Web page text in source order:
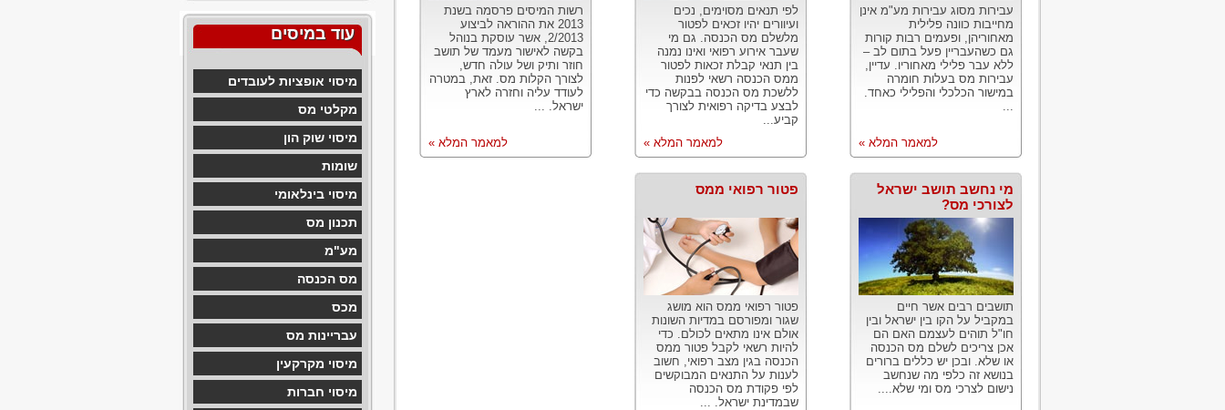
עבירות מסוג עבירות מע"מ אינן
מחייבות כוונה פלילית
מאחוריהן, ופעמים רבות קורות
גם כשהעבריין פעל בתום לב –
ללא עבר פלילי מאחוריו. עדיין,
עבירות מס בעלות חומרה
במישור הכלכלי והפלילי כאחד.
...
למאמר המלא »
לפי תנאים מסוימים, נכים
ועיוורים יהיו זכאים לפטור
מלשלם מס הכנסה. גם מי
שעבר אירוע רפואי ואינו נמנה
בין תנאי קבלת זכאות לפטור
ממס הכנסה רשאי לפנות
ללשכת מס הכנסה בבקשה כדי
לבצע בדיקה רפואית לצורך
קביע...
למאמר המלא »
רשות המיסים פרסמה בשנת
2013 את ההוראה לביצוע
2/2013, אשר עוסקת בנוהל
בקשה לאישור מעמד של תושב
חוזר ותיק ושל עולה חדש,
לצורך הקלות מס. זאת, במטרה
לעודד עליה וחזרה לארץ
ישראל. ...
למאמר המלא »
מי נחשב תושב ישראל
לצורכי מס?
תושבים רבים אשר חיים
במקביל על הקו בין ישראל ובין
חו"ל תוהים לעצמם האם הם
אכן צריכים לשלם מס הכנסה
או שלא. ובכן יש כללים ברורים
בנושא זה כלפי מה שנחשב
נישום לצרכי מס ומי שלא....
פטור רפואי ממס
פטור רפואי ממס הוא מושג
שגור ומפורסם במדיות השונות
אולם אינו מתאים לכולם. כדי
להיות רשאי לקבל פטור ממס
הכנסה בגין מצב רפואי, חשוב
לענות על התנאים המבוקשים
לפי פקודת מס הכנסה
שבמדינת ישראל. ...
עוד במיסים
מיסוי אופציות לעובדים
מקלטי מס
מיסוי שוק הון
שומות
מיסוי בינלאומי
תכנון מס
מע"מ
מס הכנסה
מכס
עבריינות מס
מיסוי מקרקעין
מיסוי חברות